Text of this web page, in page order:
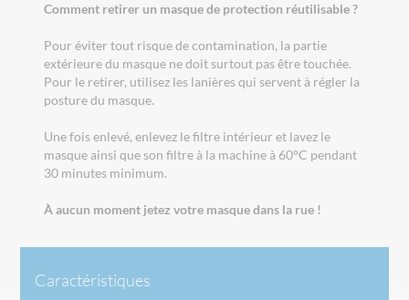
Comment retirer un masque de protection réutilisable ?
Pour éviter tout risque de contamination, la partie
extérieure du masque ne doit surtout pas être touchée.
Pour le retirer, utilisez les lanières qui servent à régler la
posture du masque.
Une fois enlevé, enlevez le filtre intérieur et lavez le
masque ainsi que son filtre à la machine à 60°C pendant
30 minutes minimum.
À aucun moment jetez votre masque dans la rue !
Caractéristiques